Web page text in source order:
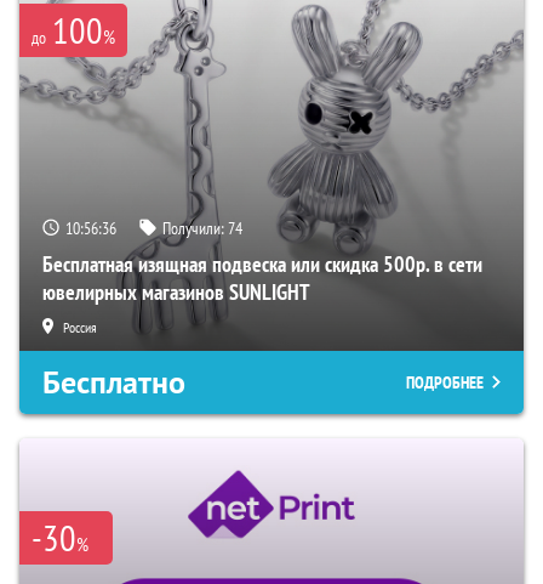
до 100%
10:56:35 Получили:74
Бесплатная изящная подвеска или скидка 500р. в сети
ювелирных магазинов SUNLIGHT
Россия
Бесплатно ПОДРОБНЕЕ
-30%